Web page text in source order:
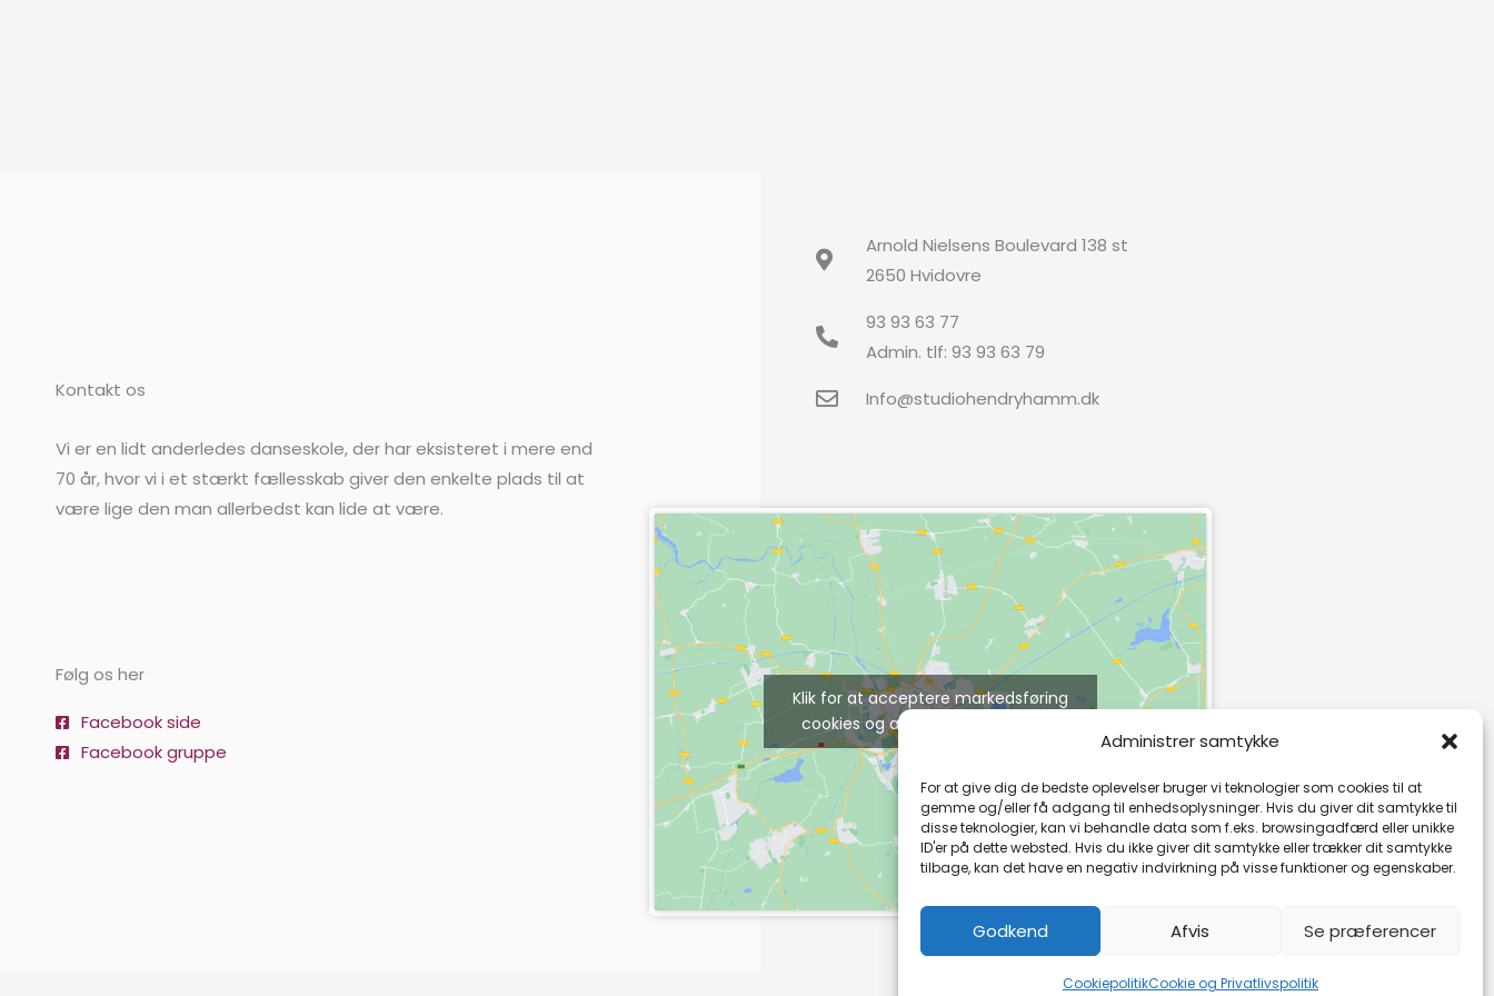
Administrer samtykke
For at give dig de bedste oplevelser bruger vi teknologier som cookies til at
gemme og/eller få adgang til enhedsoplysninger. Hvis du giver dit samtykke til
disse teknologier, kan vi behandle data som f.eks. browsingadfærd eller unikke
ID'er på dette websted. Hvis du ikke giver dit samtykke eller trækker dit samtykke
tilbage, kan det have en negativ indvirkning på visse funktioner og egenskaber.
Godkend Afvis Se præferencer
CookiepolitikCookie og Privatlivspolitik
Kontakt os
Vi er en lidt anderledes danseskole, der har eksisteret i mere end
70 år, hvor vi i et stærkt fællesskab giver den enkelte plads til at
være lige den man allerbedst kan lide at være.
Følg os her
Facebook side
Facebook gruppe
Arnold Nielsens Boulevard 138 st
2650 Hvidovre
93 93 63 77
Admin. tlf: 93 93 63 79
Info@studiohendryhamm.dk
Klik for at acceptere markedsføring
cookies og aktivere dette indhold